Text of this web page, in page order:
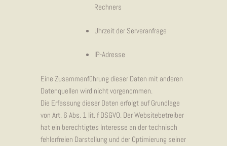
Rechners
Uhrzeit der Serveranfrage
IP-Adresse
Eine Zusammenführung dieser Daten mit anderen
Datenquellen wird nicht vorgenommen.
Die Erfassung dieser Daten erfolgt auf Grundlage
von Art. 6 Abs. 1 lit. f DSGVO. Der Websitebetreiber
hat ein berechtigtes Interesse an der technisch
fehlerfreien Darstellung und der Optimierung seiner